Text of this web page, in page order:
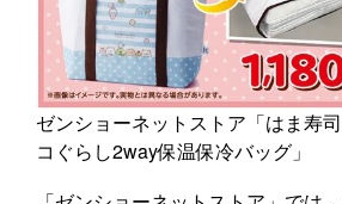
ゼンショーネットストア「はま寿
コぐらし2way保温保冷バッグ」